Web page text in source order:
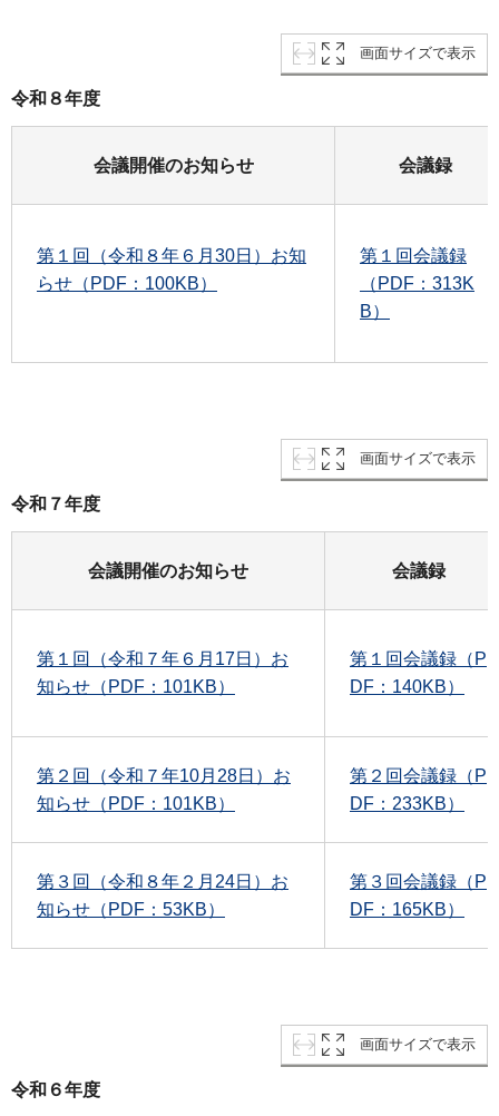
画面サイズで表示
令和８年度
会議開催のお知らせ 会議録
第１回（令和８年６月30日）お知
らせ（PDF：100KB）
第１回会議録
（PDF：313K
B）
画面サイズで表示
令和７年度
会議開催のお知らせ 会議録
第１回（令和７年６月17日）お
知らせ（PDF：101KB）
第１回会議録（P
DF：140KB）
第２回（令和７年10月28日）お
知らせ（PDF：101KB）
第２回会議録（P
DF：233KB）
第３回（令和８年２月24日）お
知らせ（PDF：53KB）
第３回会議録（P
DF：165KB）
画面サイズで表示
令和６年度